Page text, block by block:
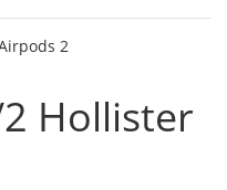
2
Hollister